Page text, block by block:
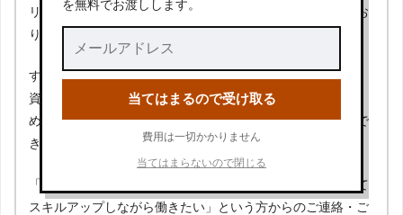
リアルタイムで質問、解決して成長できる環境を準備してお
ります。
すでにプログラミングの実務経験があるエンジニアの方が、
資格支援制度や上級者向けセミナーなども充実しているた
め、さらにスキルアップをしながら現場で活躍することがで
きます。
「未経験だけどエンジニアになりたい」「エンジニアとして
スキルアップしながら働きたい」という方からのご連絡・ご
を無料でお渡しします。
当てはまるので受け取る
費用は一切かかりません
当てはまらないので閉じる